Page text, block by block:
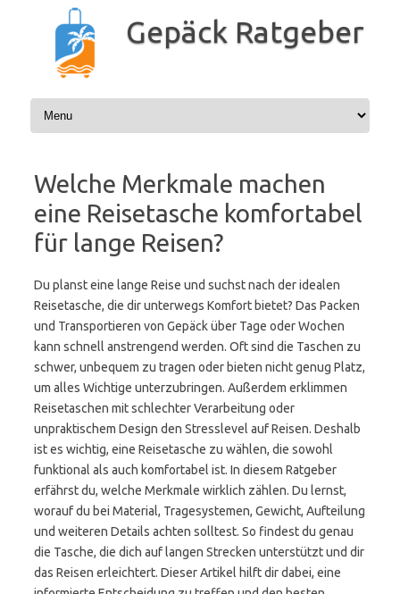
springen
Gepäck Ratgeber
Welche Merkmale machen
eine Reisetasche komfortabel
für lange Reisen?
Du planst eine lange Reise und suchst nach der idealen
Reisetasche, die dir unterwegs Komfort bietet? Das Packen
und Transportieren von Gepäck über Tage oder Wochen
kann schnell anstrengend werden. Oft sind die Taschen zu
schwer, unbequem zu tragen oder bieten nicht genug Platz,
um alles Wichtige unterzubringen. Außerdem erklimmen
Reisetaschen mit schlechter Verarbeitung oder
unpraktischem Design den Stresslevel auf Reisen. Deshalb
ist es wichtig, eine Reisetasche zu wählen, die sowohl
funktional als auch komfortabel ist. In diesem Ratgeber
erfährst du, welche Merkmale wirklich zählen. Du lernst,
worauf du bei Material, Tragesystemen, Gewicht, Aufteilung
und weiteren Details achten solltest. So findest du genau
die Tasche, die dich auf langen Strecken unterstützt und dir
das Reisen erleichtert. Dieser Artikel hilft dir dabei, eine